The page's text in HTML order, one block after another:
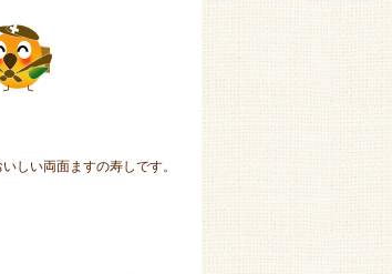
しい両面ますの寿しです。